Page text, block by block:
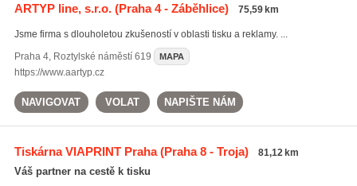
ARTYP line, s.r.o.(Praha 4 - Záběhlice) 75,59 km
Jsme firma s dlouholetou zkušeností v oblasti tisku a reklamy. ...
Praha 4, Roztylské náměstí 619 MAPA
https://www.aartyp.cz
NAVIGOVAT VOLAT NAPIŠTE NÁM
Tiskárna VIAPRINT Praha(Praha 8 - Troja) 81,12 km
Váš partner na cestě k tisku